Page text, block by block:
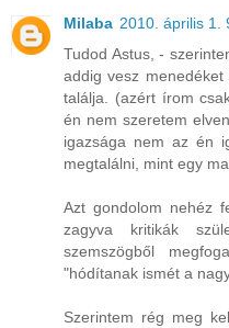
Milaba 2010. április 1.
Tudod Astus, -
addig vesz
találja. (azért írom
én nem szeretem
igazsága nem az én
megtalálni, mint egy
Azt gondolom nehéz
zagyva kritikák
szemszögből
"hódítanak ismét a
Szerintem rég meg